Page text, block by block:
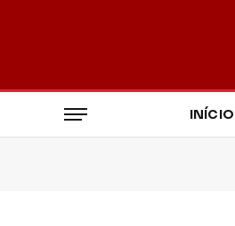
INÍCIO